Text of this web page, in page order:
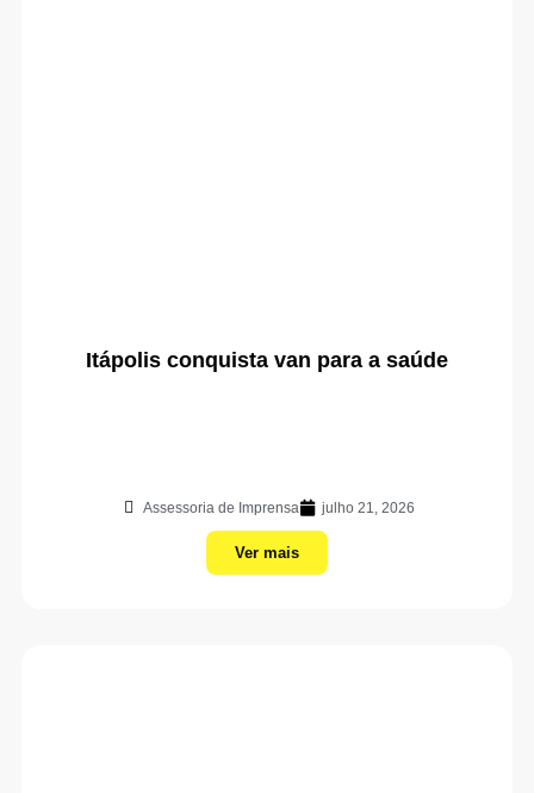
Itápolis conquista van para a saúde
Assessoria de Imprensa julho 21, 2026
Ver mais